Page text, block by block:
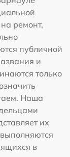
ремонт,
публичной
и
только
Наша
их
в